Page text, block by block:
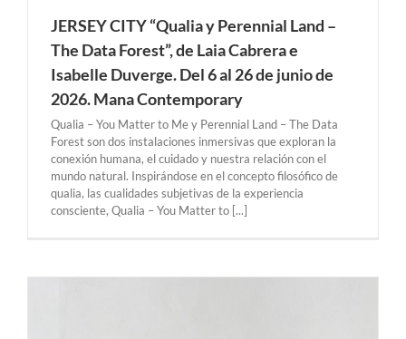
JERSEY CITY “Qualia y Perennial Land –
The Data Forest”, de Laia Cabrera e
Isabelle Duverge. Del 6 al 26 de junio de
2026. Mana Contemporary
Qualia – You Matter to Me y Perennial Land – The Data
Forest son dos instalaciones inmersivas que exploran la
conexión humana, el cuidado y nuestra relación con el
mundo natural. Inspirándose en el concepto filosófico de
qualia, las cualidades subjetivas de la experiencia
consciente, Qualia – You Matter to [...]